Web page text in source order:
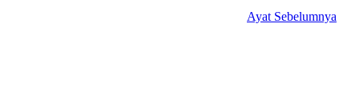
Ayat Sebelumnya